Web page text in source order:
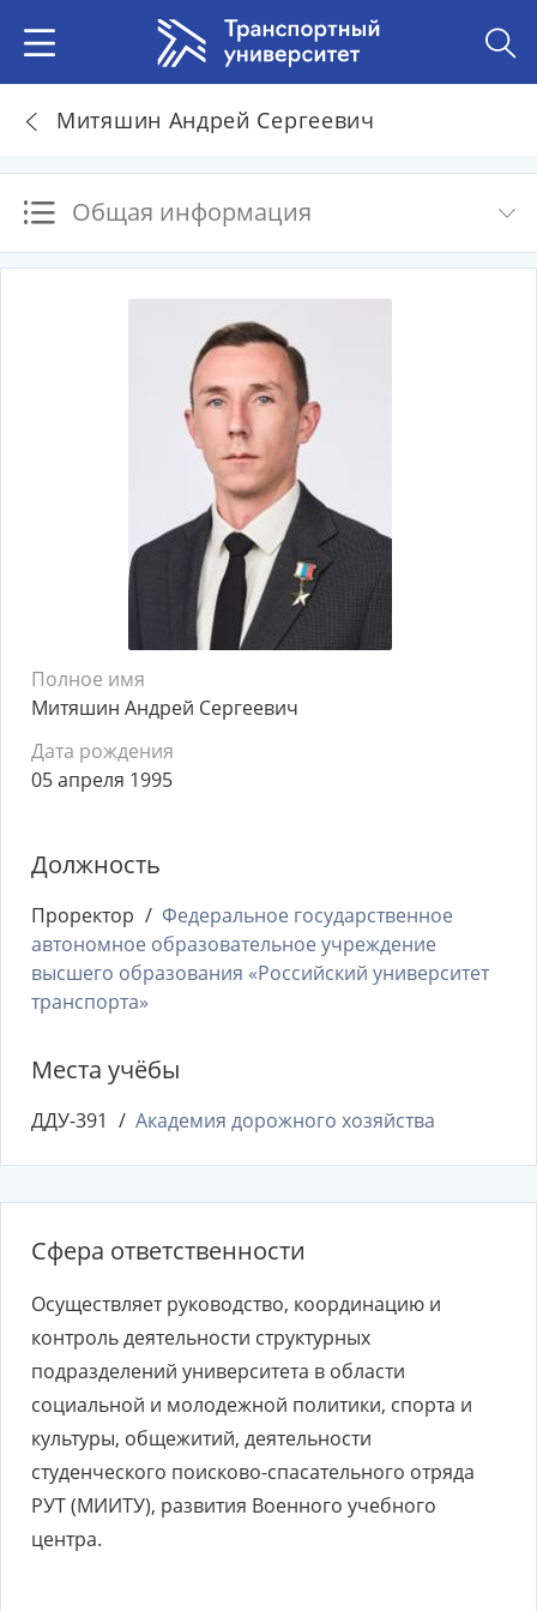
Митяшин Андрей Сергеевич
Общая информация
Полное имя
Митяшин Андрей Сергеевич
Дата рождения
05 апреля 1995
Должность
Проректор
Федеральное государственное
автономное образовательное учреждение
высшего образования «Российский университет
транспорта»
Места учёбы
ДДУ-391 Академия дорожного хозяйства
Сфера ответственности
Осуществляет руководство, координацию и
контроль деятельности структурных
подразделений университета в области
социальной и молодежной политики, спорта и
культуры, общежитий, деятельности
студенческого поисково-спасательного отряда
РУТ (МИИТУ), развития Военного учебного
центра.